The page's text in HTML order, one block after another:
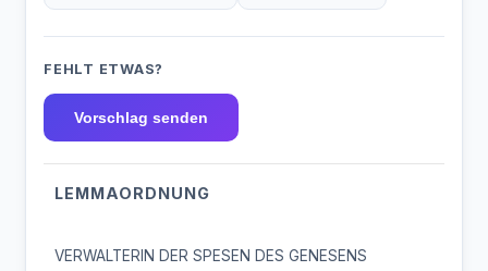
FEHLT ETWAS?
Vorschlag senden
LEMMAORDNUNG
VERWALTERIN DER SPESEN DES GENESENS